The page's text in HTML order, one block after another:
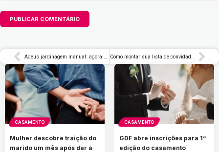
Adeus jardinagem manual: agora quem manda no cultivo é a tecnologia Como montar sua lista de convidados?
CASAMENTO
Mulher descobre traição do
marido um mês após dar à
CASAMENTO
GDF abre inscrições para 1ª
edição do casamento